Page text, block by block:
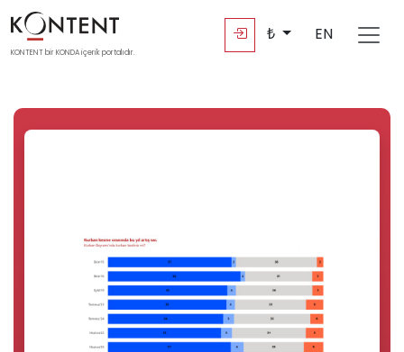
KONTENT bir KONDA içerik portalıdır.
₺ EN